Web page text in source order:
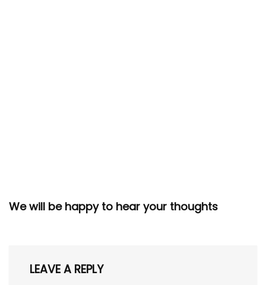
We will be happy to hear your thoughts
LEAVE A REPLY